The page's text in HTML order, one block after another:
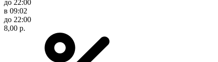
до 22:00
в 09:02
до 22:00
8,00 р.